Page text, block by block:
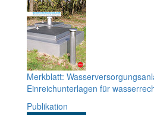
Merkblatt:
Einreichunterlagen für
Publikation